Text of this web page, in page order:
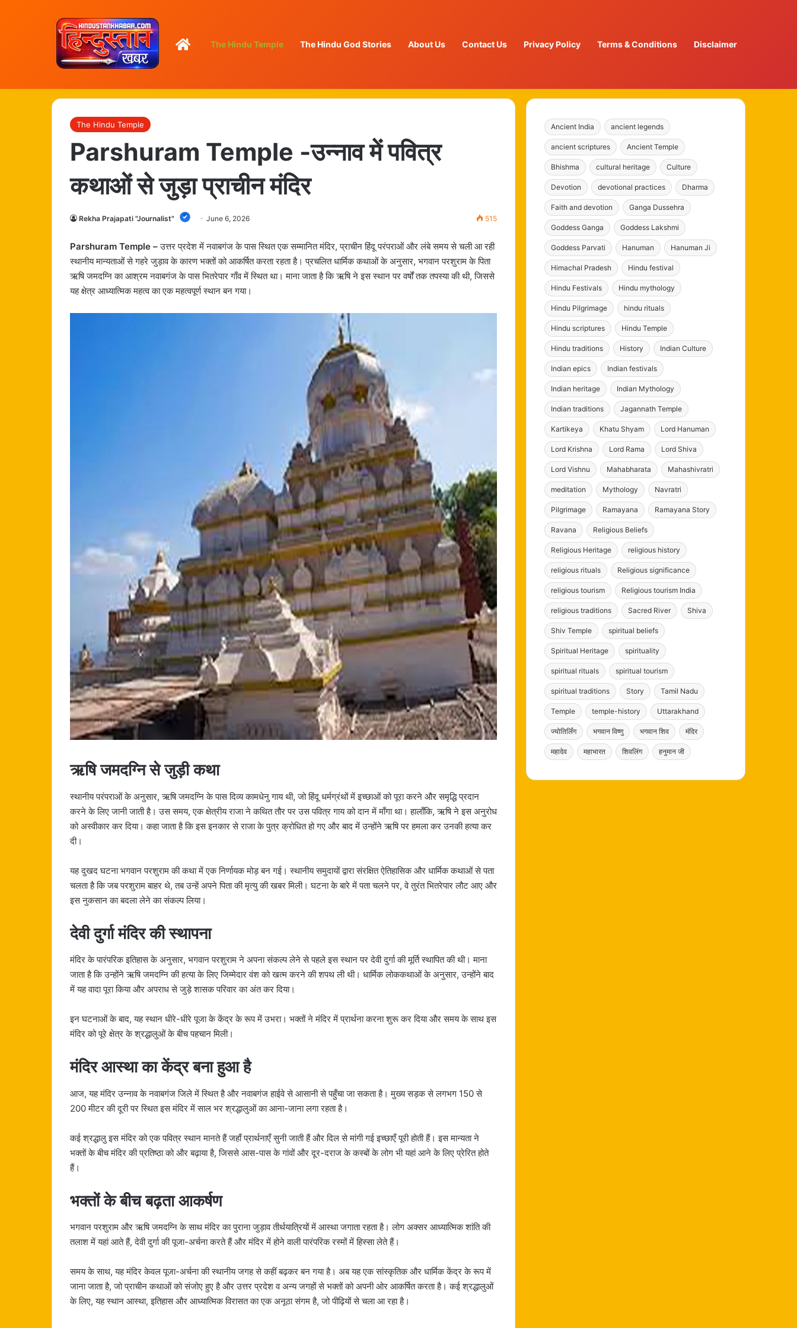
HomeThe Hindu Temple The Hindu God Stories About Us Contact Us Privacy Policy Terms & Conditions Disclaimer
The Hindu Temple
Parshuram Temple -उन्नाव में पवित्र
कथाओं से जुड़ा प्राचीन मंदिर
Rekha Prajapati "Journalist" June 6, 2026 515
Parshuram Temple –उत्तर प्रदेश में नवाबगंज के पास स्थित एक सम्मानित मंदिर, प्राचीन हिंदू परंपराओं और लंबे समय से चली आ रही
स्थानीय मान्यताओं से गहरे जुड़ाव के कारण भक्तों को आकर्षित करता रहता है। प्रचलित धार्मिक कथाओं के अनुसार, भगवान परशुराम के पिता
ऋषि जमदग्नि का आश्रम नवाबगंज के पास भितरेपार गाँव में स्थित था। माना जाता है कि ऋषि ने इस स्थान पर वर्षों तक तपस्या की थी, जिससे
यह क्षेत्र आध्यात्मिक महत्व का एक महत्वपूर्ण स्थान बन गया।
ऋषि जमदग्नि से जुड़ी कथा
स्थानीय परंपराओं के अनुसार, ऋषि जमदग्नि के पास दिव्य कामधेनु गाय थी, जो हिंदू धर्मग्रंथों में इच्छाओं को पूरा करने और समृद्धि प्रदान
करने के लिए जानी जाती है। उस समय, एक क्षेत्रीय राजा ने कथित तौर पर उस पवित्र गाय को दान में माँगा था। हालाँकि, ऋषि ने इस अनुरोध
को अस्वीकार कर दिया। कहा जाता है कि इस इनकार से राजा के पुत्र क्रोधित हो गए और बाद में उन्होंने ऋषि पर हमला कर उनकी हत्या कर
दी।
यह दुखद घटना भगवान परशुराम की कथा में एक निर्णायक मोड़ बन गई। स्थानीय समुदायों द्वारा संरक्षित ऐतिहासिक और धार्मिक कथाओं से पता
चलता है कि जब परशुराम बाहर थे, तब उन्हें अपने पिता की मृत्यु की खबर मिली। घटना के बारे में पता चलने पर, वे तुरंत भितरेपार लौट आए और
इस नुकसान का बदला लेने का संकल्प लिया।
देवी दुर्गा मंदिर की स्थापना
मंदिर के पारंपरिक इतिहास के अनुसार, भगवान परशुराम ने अपना संकल्प लेने से पहले इस स्थान पर देवी दुर्गा की मूर्ति स्थापित की थी। माना
जाता है कि उन्होंने ऋषि जमदग्नि की हत्या के लिए जिम्मेदार वंश को खत्म करने की शपथ ली थी। धार्मिक लोककथाओं के अनुसार, उन्होंने बाद
में यह वादा पूरा किया और अपराध से जुड़े शासक परिवार का अंत कर दिया।
इन घटनाओं के बाद, यह स्थान धीरे-धीरे पूजा के केंद्र के रूप में उभरा। भक्तों ने मंदिर में प्रार्थना करना शुरू कर दिया और समय के साथ इस
मंदिर को पूरे क्षेत्र के श्रद्धालुओं के बीच पहचान मिली।
मंदिर आस्था का केंद्र बना हुआ है
आज, यह मंदिर उन्नाव के नवाबगंज जिले में स्थित है और नवाबगंज हाईवे से आसानी से पहुँचा जा सकता है। मुख्य सड़क से लगभग 150 से
200 मीटर की दूरी पर स्थित इस मंदिर में साल भर श्रद्धालुओं का आना-जाना लगा रहता है।
कई श्रद्धालु इस मंदिर को एक पवित्र स्थान मानते हैं जहाँ प्रार्थनाएँ सुनी जाती हैं और दिल से मांगी गई इच्छाएँ पूरी होती हैं। इस मान्यता ने
भक्तों के बीच मंदिर की प्रतिष्ठा को और बढ़ाया है, जिससे आस-पास के गांवों और दूर-दराज के कस्बों के लोग भी यहां आने के लिए प्रेरित होते
हैं।
भक्तों के बीच बढ़ता आकर्षण
भगवान परशुराम और ऋषि जमदग्नि के साथ मंदिर का पुराना जुड़ाव तीर्थयात्रियों में आस्था जगाता रहता है। लोग अक्सर आध्यात्मिक शांति की
तलाश में यहां आते हैं, देवी दुर्गा की पूजा-अर्चना करते हैं और मंदिर में होने वाली पारंपरिक रस्मों में हिस्सा लेते हैं।
समय के साथ, यह मंदिर केवल पूजा-अर्चना की स्थानीय जगह से कहीं बढ़कर बन गया है। अब यह एक सांस्कृतिक और धार्मिक केंद्र के रूप में
जाना जाता है, जो प्राचीन कथाओं को संजोए हुए है और उत्तर प्रदेश व अन्य जगहों से भक्तों को अपनी ओर आकर्षित करता है। कई श्रद्धालुओं
के लिए, यह स्थान आस्था, इतिहास और आध्यात्मिक विरासत का एक अनूठा संगम है, जो पीढ़ियों से चला आ रहा है।
Ancient India ancient legends
ancient scriptures Ancient Temple
Bhishma cultural heritage Culture
Devotion devotional practices Dharma
Faith and devotion Ganga Dussehra
Goddess Ganga Goddess Lakshmi
Goddess Parvati Hanuman Hanuman Ji
Himachal Pradesh Hindu festival
Hindu Festivals Hindu mythology
Hindu Pilgrimage hindu rituals
Hindu scriptures Hindu Temple
Hindu traditions History Indian Culture
Indian epics Indian festivals
Indian heritage Indian Mythology
Indian traditions Jagannath Temple
Kartikeya Khatu Shyam Lord Hanuman
Lord Krishna Lord Rama Lord Shiva
Lord Vishnu Mahabharata Mahashivratri
meditation Mythology Navratri
Pilgrimage Ramayana Ramayana Story
Ravana Religious Beliefs
Religious Heritage religious history
religious rituals Religious significance
religious tourism Religious tourism India
religious traditions Sacred River Shiva
Shiv Temple spiritual beliefs
Spiritual Heritage spirituality
spiritual rituals spiritual tourism
spiritual traditions Story Tamil Nadu
Temple temple-history Uttarakhand
ज्योतिर्लिंग भगवान विष्णु भगवान शिव मंदिर
महादेव महाभारत शिवलिंग हनुमान जी